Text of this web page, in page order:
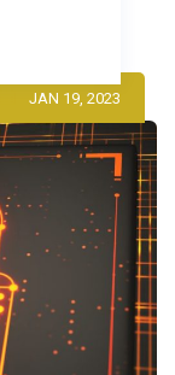
JAN 19, 2023